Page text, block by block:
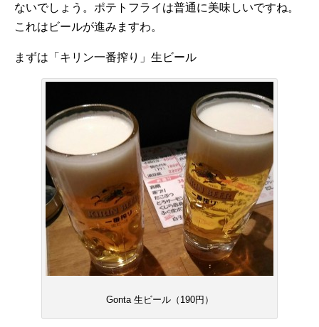
ないでしょう。ポテトフライは普通に美味しいですね。
これはビールが進みますわ。
まずは「キリン一番搾り」生ビール
Gonta 生ビール（190円）